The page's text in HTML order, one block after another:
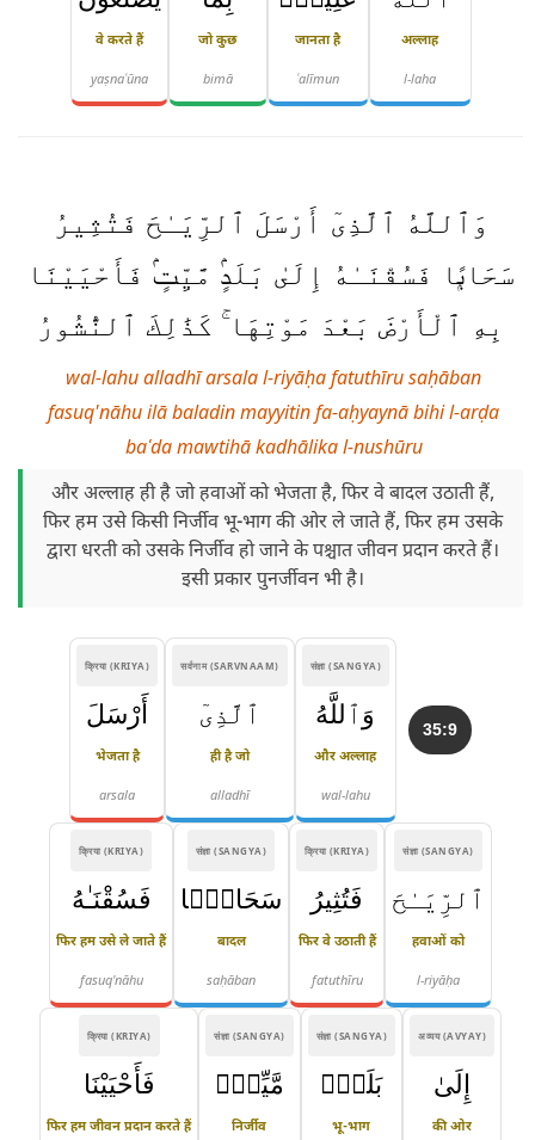
अल्लाह
l-laha
जानता है
ʿalīmun
जो कुछ
bimā
वे करते हैं
yaṣnaʿūna
وَٱللَّهُ ٱلَّذِىٓ أَرْسَلَ ٱلرِّيَـٰحَ فَتُثِيرُ
سَحَابًۭا فَسُقْنَـٰهُ إِلَىٰ بَلَدٍۢ مَّيِّتٍۢ فَأَحْيَيْنَا
بِهِ ٱلْأَرْضَ بَعْدَ مَوْتِهَا ۚ كَذَٰلِكَ ٱلنُّشُورُ
wal-lahu alladhī arsala l-riyāḥa fatuthīru saḥāban
fasuq'nāhu ilā baladin mayyitin fa-aḥyaynā bihi l-arḍa
baʿda mawtihā kadhālika l-nushūru
और अल्लाह ही है जो हवाओं को भेजता है, फिर वे बादल उठाती हैं,
फिर हम उसे किसी निर्जीव भू-भाग की ओर ले जाते हैं, फिर हम उसके
द्वारा धरती को उसके निर्जीव हो जाने के पश्चात जीवन प्रदान करते हैं।
इसी प्रकार पुनर्जीवन भी है।
35:9
संज्ञा (SANGYA)
وَٱللَّهُ
और अल्लाह
wal-lahu
सर्वनाम (SARVNAAM)
ٱلَّذِىٓ
ही है जो
alladhī
क्रिया (KRIYA)
أَرْسَلَ
भेजता है
arsala
संज्ञा (SANGYA)
ٱلرِّيَـٰحَ
हवाओं को
l-riyāḥa
क्रिया (KRIYA)
فَتُثِيرُ
फिर वे उठाती हैं
fatuthīru
संज्ञा (SANGYA)
سَحَابًۭا
बादल
saḥāban
क्रिया (KRIYA)
فَسُقْنَـٰهُ
फिर हम उसे ले जाते हैं
fasuq'nāhu
अव्यय (AVYAY)
إِلَىٰ
की ओर
संज्ञा (SANGYA)
بَلَدٍۢ
भू-भाग
संज्ञा (SANGYA)
مَّيِّتٍۢ
निर्जीव
क्रिया (KRIYA)
فَأَحْيَيْنَا
फिर हम जीवन प्रदान करते हैं